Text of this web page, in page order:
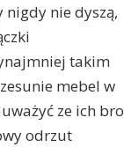
nie dyszą,
takim
mebel w
ze ich
odrzut